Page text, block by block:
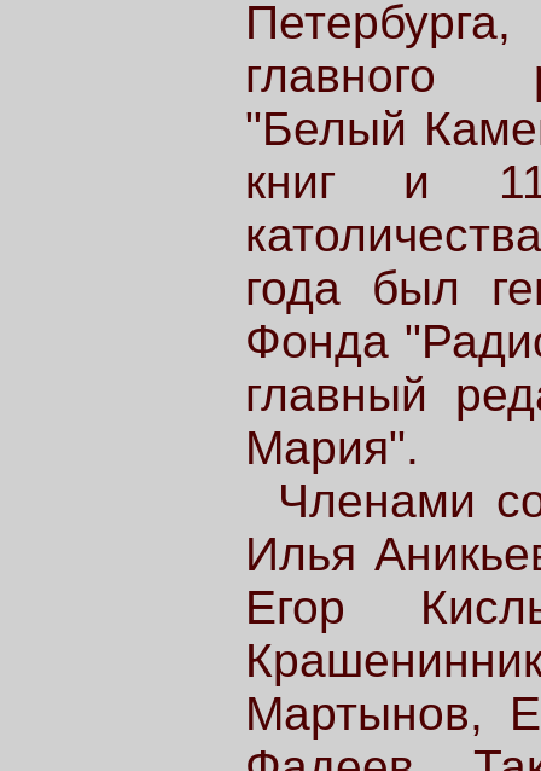
главного
"Белый
книг и
года был
Фонда
главный
Мария".
Членами
Илья
Егор
Мартынов,